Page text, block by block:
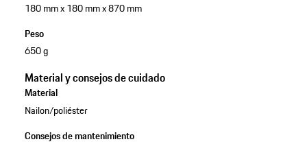
180 mm x 180 mm x 870 mm
Peso
650 g
Material y consejos de cuidado
Material
Nailon/poliéster
Consejos de mantenimiento